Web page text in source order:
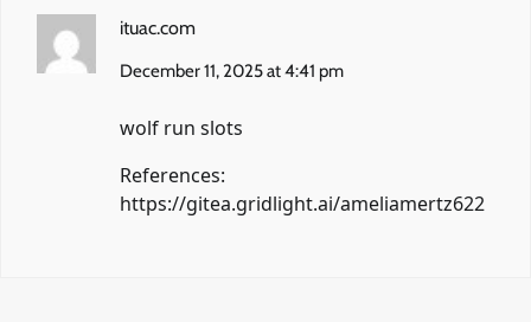
ituac.com
December 11, 2025 at 4:41 pm
wolf run slots
References:
https://gitea.gridlight.ai/ameliamertz622